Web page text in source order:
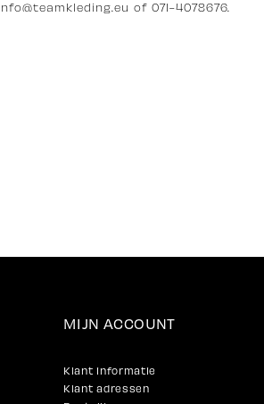
nfo@teamkleding.eu of 071-4078676.
MIJN ACCOUNT
Klant informatie
Klant adressen